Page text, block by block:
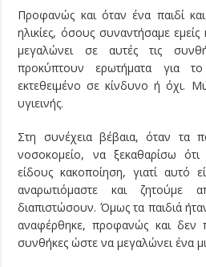
Προφανώς και όταν ένα παιδί
ηλικίες, όσους συναντήσαμε εμείς
μεγαλώνει σε αυτές τις
προκύπτουν ερωτήματα για
εκτεθειμένο σε κίνδυνο ή όχι.
υγιεινής.
Στη συνέχεια βέβαια, όταν τα
νοσοκομείο, να ξεκαθαρίσω
είδους κακοποίηση, γιατί αυτό
αναρωτιόμαστε και ζητούμε
διαπιστώσουν. Όμως τα παιδιά
αναφέρθηκε, προφανώς και δεν
συνθήκες ώστε να μεγαλώνει ένα